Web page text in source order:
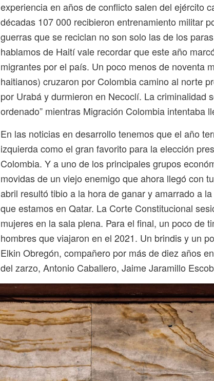
experiencia en años de conflicto salen del ejército
décadas 107 000 recibieron entrenamiento militar
guerras que se reciclan no son solo las de los
hablamos de Haití vale recordar que este año
migrantes por el país. Un poco menos de noventa
haitianos) cruzaron por Colombia camino al norte
por Urabá y durmieron en Necoclí. La criminalidad
ordenado” mientras Migración Colombia intentaba
En las noticias en desarrollo tenemos que el año
izquierda como el gran favorito para la elección
Colombia. Y a uno de los principales grupos
movidas de un viejo enemigo que ahora llegó con
abril resultó tibio a la hora de ganar y amarrado a
que estamos en Qatar. La Corte Constitucional
mujeres en la sala plena. Para el final, un poco de
hombres que viajaron en el 2021. Un brindis y un
Elkin Obregón, compañero por más de diez años
del zarzo, Antonio Caballero, Jaime Jaramillo